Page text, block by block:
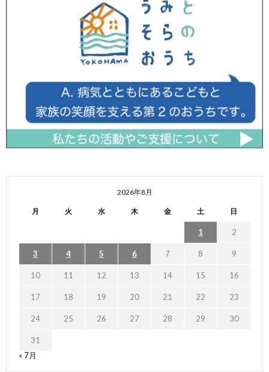
2026年8月
月 火 水 木 金 土 日
1 2
3 4 5 6 7 8 9
10 11 12 13 14 15 16
17 18 19 20 21 22 23
24 25 26 27 28 29 30
31
« 7月